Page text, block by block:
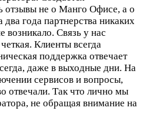
отзывы не о Манго Офисе, а о
года партнерства никаких
Связь у нас
Клиенты всегда
поддержка отвечает
даже в выходные дни. На
сервисов и вопросы,
отвечали. Так что лично мы
не обращая внимание на